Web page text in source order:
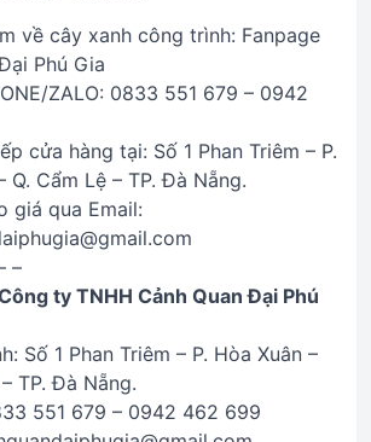
về cây xanh công trình: Fanpage
Phú Gia
ZALO: 0833 551 679 – 0942
cửa hàng tại: Số 1 Phan Triêm – P.
Q. Cẩm Lệ – TP. Đà Nẵng.
giá qua Email:
–
ty TNHH Cảnh Quan Đại Phú
Số 1 Phan Triêm – P. Hòa Xuân –
TP. Đà Nẵng.
551 679 – 0942 462 699